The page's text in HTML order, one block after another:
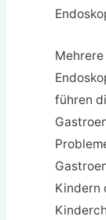
führen
Kindern